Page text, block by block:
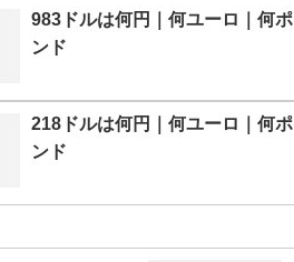
983ドルは何円｜何ユーロ｜何ポ
ンド
218ドルは何円｜何ユーロ｜何ポ
ンド